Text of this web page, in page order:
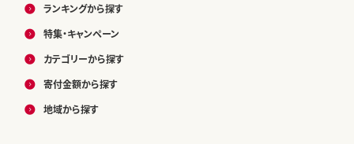
ランキングから探す
特集・キャンペーン
カテゴリーから探す
寄付金額から探す
地域から探す